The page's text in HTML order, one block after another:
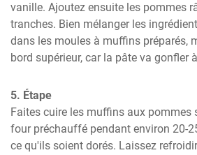
vanille. Ajoutez ensuite les pommes
tranches. Bien mélanger les
dans les moules à muffins préparés,
bord supérieur, car la pâte va gonfler
5. Étape
Faites cuire les muffins aux pommes
four préchauffé pendant environ 20-
ce qu'ils soient dorés. Laissez